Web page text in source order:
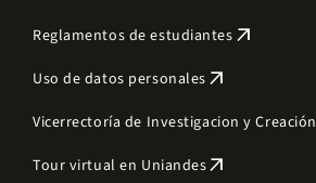
Reglamentos de estudiantes arrow_outward
Uso de datos personales arrow_outward
Vicerrectoría de Investigacion y Creación
Tour virtual en Uniandesarrow_outward